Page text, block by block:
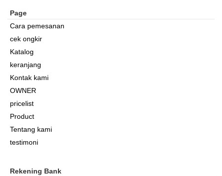
Page
Cara pemesanan
cek ongkir
Katalog
keranjang
Kontak kami
OWNER
pricelist
Product
Tentang kami
testimoni
Rekening Bank